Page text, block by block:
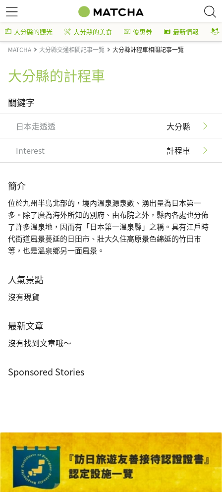
大分縣的觀光 大分縣的美食 優惠券 最新情報
MATCHA 大分縣交通相關記事一覽 大分縣計程車相關記事一覽
大分縣的計程車
關鍵字
日本走透透 大分縣
Interest 計程車
簡介
位於九州半島北部的，境內溫泉源泉數、湧出量為日本第一
多。除了廣為海外所知的別府、由布院之外，縣內各處也分佈
了許多溫泉地，因而有「日本第一溫泉縣」之稱。具有江戶時
代街道風景蔓延的日田市、壯大久住高原景色綿延的竹田市
等，也是溫泉鄉另一面風景。
人氣景點
沒有現貨
最新文章
沒有找到文章哦～
Sponsored Stories